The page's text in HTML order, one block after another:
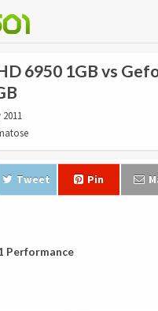
6950 1GB vs
2011
Tweet Pin
Performance